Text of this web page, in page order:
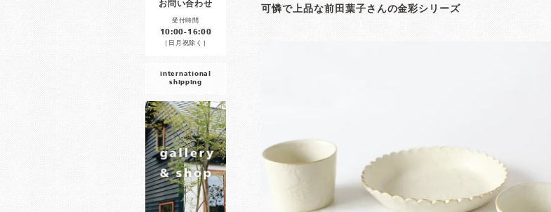
お問い合わせ
受付時間
10:00-16:00
［日月祝除く］
international
shipping
可憐で上品な前田葉子さんの金彩シリーズ